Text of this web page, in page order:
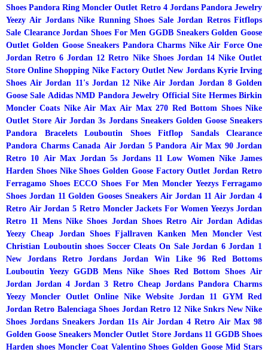
Shoes Pandora Ring Moncler Outlet Retro 4 Jordans Pandora Jewelry
Yeezy Air Jordans Nike Running Shoes Sale Jordan Retros Fitflops
Sale Clearance Jordan Shoes For Men GGDB Sneakers Golden Goose
Outlet Golden Goose Sneakers Pandora Charms Nike Air Force One
Jordan Retro 6 Jordan 12 Retro Nike Shoes Jordan 14 Nike Outlet
Store Online Shopping Nike Factory Outlet New Jordans Kyrie Irving
Shoes Air Jordan 11's Jordan 12 Nike Air Jordan Jordan 8 Golden
Goose Sale Adidas NMD Pandora Jewelry Official Site Hermes Birkin
Moncler Coats Nike Air Max Air Max 270 Red Bottom Shoes Nike
Outlet Store Air Jordan 3s Jordans Sneakers Golden Goose Sneakers
Pandora Bracelets
Louboutin Shoes
Fitflop Sandals Clearance
Pandora Charms Canada Air Jordan 5 Pandora Air Max 90 Jordan
Retro 10 Air Max Jordan 5s Jordans 11 Low Women Nike James
Harden Shoes Nike Shoes Golden Goose Factory Outlet Jordan Retro
Ferragamo Shoes ECCO Shoes For Men Moncler Yeezys Ferragamo
Shoes Jordan 11 Golden Gooses Sneakers Air Jordan 11 Air Jordan 4
Retro Air Jordan 5 Retro Moncler Jackets For Women Yeezys Jordan
Retro 11 Mens Nike Shoes Jordan Shoes Retro Air Jordan Adidas
Yeezy Cheap Jordan Shoes Fjallraven Kanken
Men Moncler Vest
Christian Louboutin shoes Soccer Cleats On Sale Jordan 6 Jordan 1
New Jordans
Retro Jordans Jordan Win Like 96
Red Bottoms
Louboutin
Yeezy GGDB Mens Nike Shoes Red Bottom Shoes
Air
Jordan Jordan 4 Jordan 3 Retro Cheap Jordans Pandora Charms
Yeezy Moncler Outlet Online Nike Website Jordan 11 GYM Red
Jordan Retro Balenciaga Shoes Jordan Retro 12 Nike Snkrs New Nike
Shoes Jordans Sneakers Jordan 11s Air Jordan 4 Retro Air Max 98
Golden Goose Sneakers Moncler Outlet Store Jordans 11 GGDB Shoes
Harden shoes Moncler Coat Valentino Shoes Golden Goose Mid Stars